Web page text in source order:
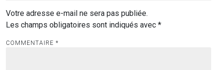
Votre adresse e-mail ne sera pas publiée.
Les champs obligatoires sont indiqués avec *
COMMENTAIRE *